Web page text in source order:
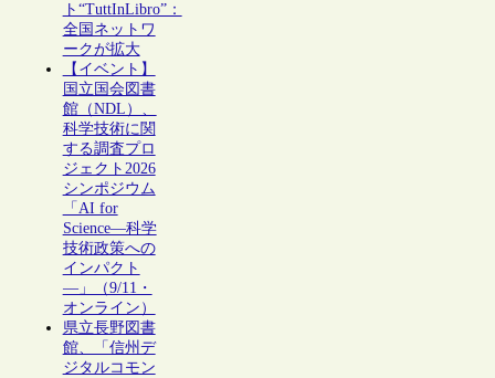
ト“TuttInLibro”：
全国ネットワ
ークが拡大
【イベント】
国立国会図書
館（NDL）、
科学技術に関
する調査プロ
ジェクト2026
シンポジウム
「AI for
Science―科学
技術政策への
インパクト
―」（9/11・
オンライン）
県立長野図書
館、「信州デ
ジタルコモン